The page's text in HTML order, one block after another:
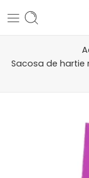
Sacosa de hartie